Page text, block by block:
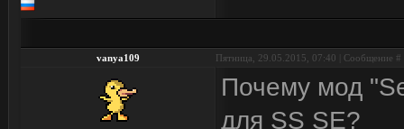
vanya109 Пятница, 29.05.2015, 07:40 | Сообщение #
Почему мод
для SS SE?